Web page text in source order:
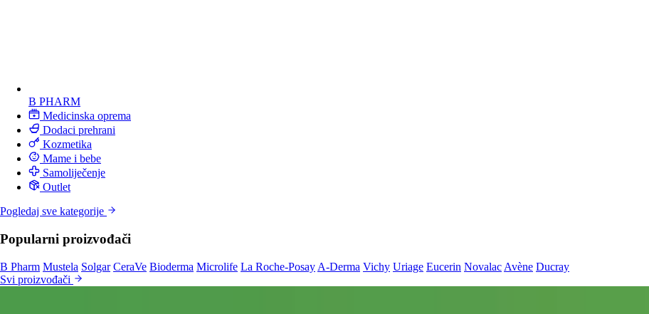
B PHARM
Medicinska oprema
Dodaci prehrani
Kozmetika
Mame i bebe
Samoliječenje
Outlet
Pogledaj sve kategorije
Popularni proizvođači
B Pharm Mustela Solgar CeraVe Bioderma Microlife La Roche-Posay A-Derma Vichy Uriage Eucerin Novalac Avène Ducray
Svi proizvođači